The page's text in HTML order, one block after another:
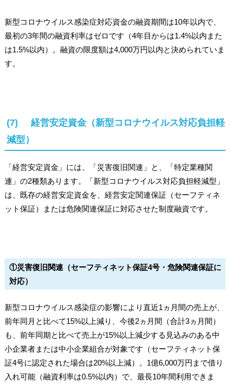
新型コロナウイルス感染症対応資金の融資期間は10年以内で、
最初の3年間の融資利率はゼロです（4年目からは1.4%以内また
は1.5%以内）。融資の限度額は4,000万円以内と決められていま
す。
(7) 経営安定資金（新型コロナウイルス対応負担軽
減型）
「経営安定資金」には、「災害復旧関連」と、「特定業種関
連」の2種類あります。「新型コロナウイルス対応負担軽減型」
は、既存の経営安定資金を、経営安定関連保証（セーフティネ
ット保証）または危険関連保証に対応させた制度融資です。
①災害復旧関連（セーフティネット保証4号・危険関連保証に
対応）
新型コロナウイルス感染症の影響により直近1ヵ月間の売上が、
前年同月と比べて15%以上減り、今後2ヵ月間（合計3ヵ月間）
も、前年同期と比べて売上が15%以上減少する見込みのある中
小企業者または中小企業組合が対象です（セーフティネット保
証4号に認定された場合は20%以上減）。1億6,000万円まで借り
入れ可能（融資利率は0.5%以内）で、最長10年間利用できま